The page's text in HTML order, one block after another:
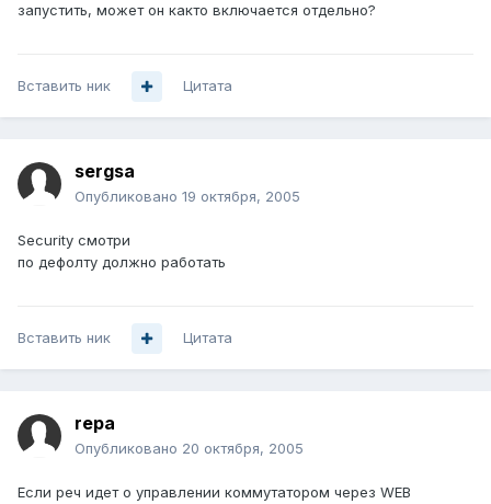
запустить, может он както включается отдельно?
Вставить ник Цитата
sergsa
Опубликовано 19 октября, 2005
Security смотри
по дефолту должно работать
Вставить ник Цитата
repa
Опубликовано 20 октября, 2005
Если реч идет о управлении коммутатором через WEB